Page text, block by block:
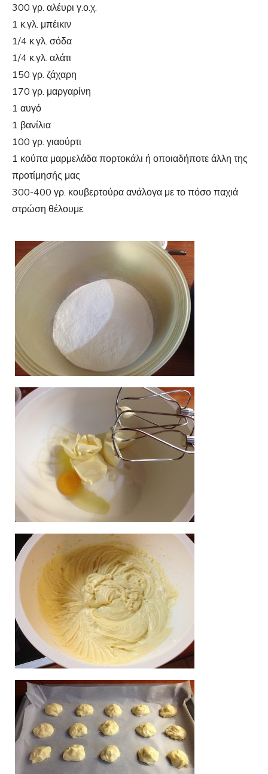
300 γρ. αλέυρι γ.ο.χ.
1 κ.γλ. μπέικιν
1/4 κ.γλ. σόδα
1/4 κ.γλ. αλάτι
150 γρ. ζάχαρη
170 γρ. μαργαρίνη
1 αυγό
1 βανίλια
100 γρ. γιαούρτι
1 κούπα μαρμελάδα πορτοκάλι ή οποιαδήποτε άλλη της
προτίμησής μας
300-400 γρ. κουβερτούρα ανάλογα με το πόσο παχιά
στρώση θέλουμε.